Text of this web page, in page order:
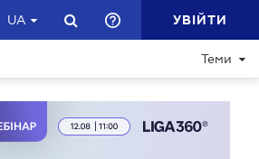
UA УВІЙТИ
Теми